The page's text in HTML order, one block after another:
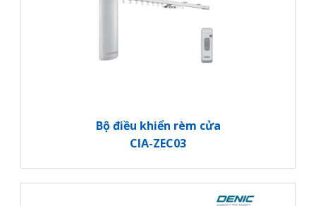
Bộ điều khiển rèm cửa
CIA-ZEC03